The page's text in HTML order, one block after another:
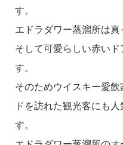
す。
エドラダワー蒸溜所は真
そして可愛らしい赤い
す。
そのためウイスキー愛
ドを訪れた観光客にも
す。